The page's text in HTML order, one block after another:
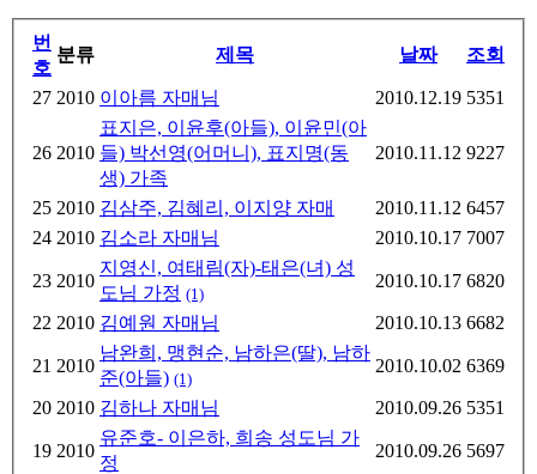
번
호
분류 제목 날짜 조회
27 2010 이아름 자매님 2010.12.19 5351
26 2010
표지은, 이윤후(아들), 이윤민(아
들) 박선영(어머니), 표지명(동
생) 가족
2010.11.12 9227
25 2010 김삼주, 김혜리, 이지양 자매 2010.11.12 6457
24 2010 김소라 자매님 2010.10.17 7007
23 2010
지영신, 여태림(자)-태은(녀) 성
도님 가정 (1)
2010.10.17 6820
22 2010 김예원 자매님 2010.10.13 6682
21 2010
남완희, 맹현순, 남하은(딸), 남하
준(아들) (1)
2010.10.02 6369
20 2010 김하나 자매님 2010.09.26 5351
19 2010
유준호- 이은하, 희송 성도님 가
정
2010.09.26 5697